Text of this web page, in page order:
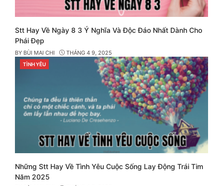
Stt Hay Về Ngày 8 3 Ý Nghĩa Và Độc Đáo Nhất Dành Cho
Phái Đẹp
BY BÙI MAI CHI
THÁNG 4 9, 2025
CATEGORIES
TÌNH YÊU
Những Stt Hay Về Tình Yêu Cuộc Sống Lay Động Trái Tim
Năm 2025